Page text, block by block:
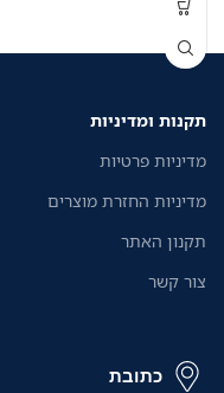
תקנות ומדיניות
מדיניות פרטיות
מדיניות החזרת מוצרים
תקנון האתר
צור קשר
כתובת